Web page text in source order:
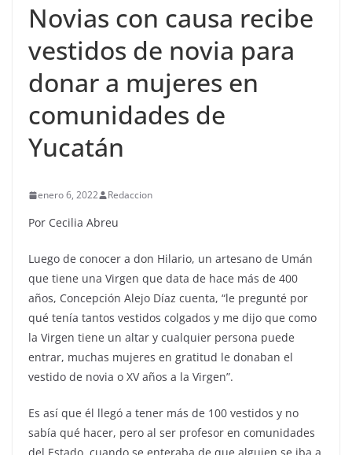
Novias con causa recibe
vestidos de novia para
donar a mujeres en
comunidades de
Yucatán
enero 6, 2022 Redaccion
Por Cecilia Abreu
Luego de conocer a don Hilario, un artesano de Umán
que tiene una Virgen que data de hace más de 400
años, Concepción Alejo Díaz cuenta, “le pregunté por
qué tenía tantos vestidos colgados y me dijo que como
la Virgen tiene un altar y cualquier persona puede
entrar, muchas mujeres en gratitud le donaban el
vestido de novia o XV años a la Virgen”.
Es así que él llegó a tener más de 100 vestidos y no
sabía qué hacer, pero al ser profesor en comunidades